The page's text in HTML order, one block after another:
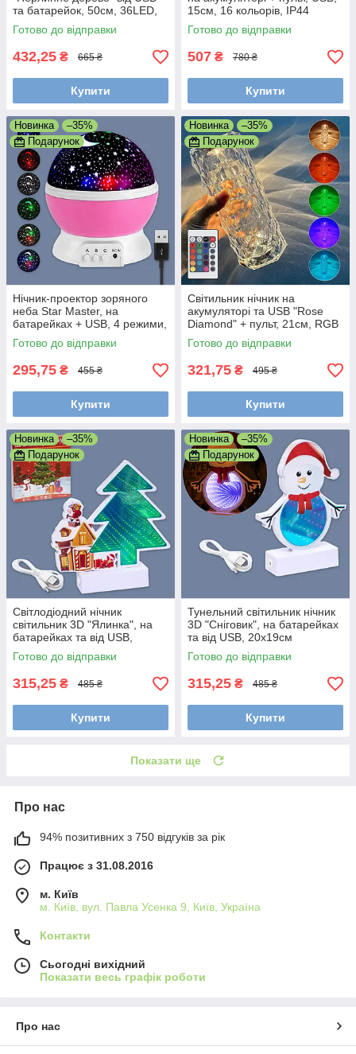
та батарейок, 50см, 36LED,
Теплий білий
Готово до відправки
432,25 ₴ 665 ₴
Купити
15см, 16 кольорів, IP44
Готово до відправки
507 ₴ 780 ₴
Купити
Новинка
–35%
Подарунок
Нічник-проектор зоряного
неба Star Master, на
батарейках + USB, 4 режими,
Мультиколор
Готово до відправки
295,75 ₴ 455 ₴
Купити
Новинка
–35%
Подарунок
Світильник нічник на
акумуляторі та USB "Rose
Diamond" + пульт, 21см, RGB
(Настільна лампа нічник)
Готово до відправки
321,75 ₴ 495 ₴
Купити
Новинка
–35%
Подарунок
Світлодіодний нічник
світильник 3D "Ялинка", на
батарейках та від USB,
20x19см
Готово до відправки
315,25 ₴ 485 ₴
Купити
Новинка
–35%
Подарунок
Тунельний світильник нічник
3D "Сніговик", на батарейках
та від USB, 20x19см
Готово до відправки
315,25 ₴ 485 ₴
Купити
Показати ще
Про нас
94% позитивних з 750 відгуків за рік
Працює з 31.08.2016
м. Київ
м. Київ, вул. Павла Усенка 9, Київ, Україна
Контакти
Сьогодні вихідний
Показати весь графік роботи
Про нас